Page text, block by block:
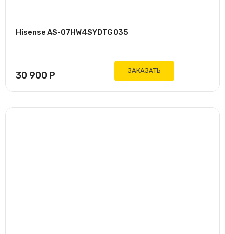
Hisense AS-07HW4SYDTG035
30 900 Р ЗАКАЗАТЬ